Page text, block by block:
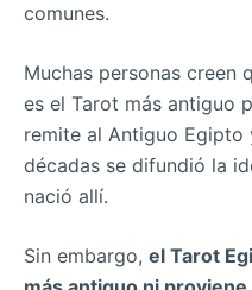
comunes.
Muchas personas creen
es el Tarot más antiguo
remite al Antiguo Egipto
décadas se difundió la
nació allí.
Sin embargo, el Tarot